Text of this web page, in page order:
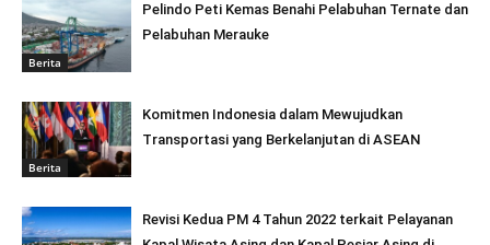
Berita
Pelindo Peti Kemas Benahi Pelabuhan Ternate dan
Pelabuhan Merauke
Berita
Komitmen Indonesia dalam Mewujudkan
Transportasi yang Berkelanjutan di ASEAN
Revisi Kedua PM 4 Tahun 2022 terkait Pelayanan